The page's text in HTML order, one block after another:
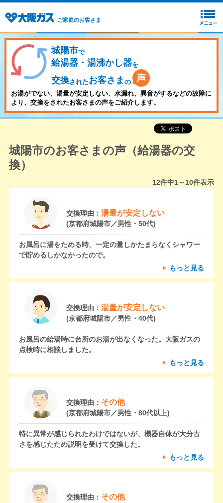
ご家庭のお客さま
城陽市で
給湯器・湯沸かし器を
交換されたお客さま の
お湯がでない、湯量が安定しない、水漏れ、異音がするなどの故障に
より、交換をされたお客さまの声をご紹介します。
城陽市のお客さまの声（給湯器の交
換）
12件中1～10件表示
交換理由： 湯量が安定しない
(京都府城陽市／男性・50代)
お風呂に湯をためる時、一定の量しかたまらなくシャワー
で貯めるしかなかったので。
もっと見る
交換理由： 湯量が安定しない
(京都府城陽市／男性・40代)
お風呂の給湯時に台所のお湯が出なくなった。大阪ガスの
点検時に相談しました。
もっと見る
交換理由： その他
(京都府城陽市／男性・80代以上)
特に異常が感じられたわけではないが、機器自体が大分古
さを感じたため説明を受けて交換した。
もっと見る
交換理由： その他